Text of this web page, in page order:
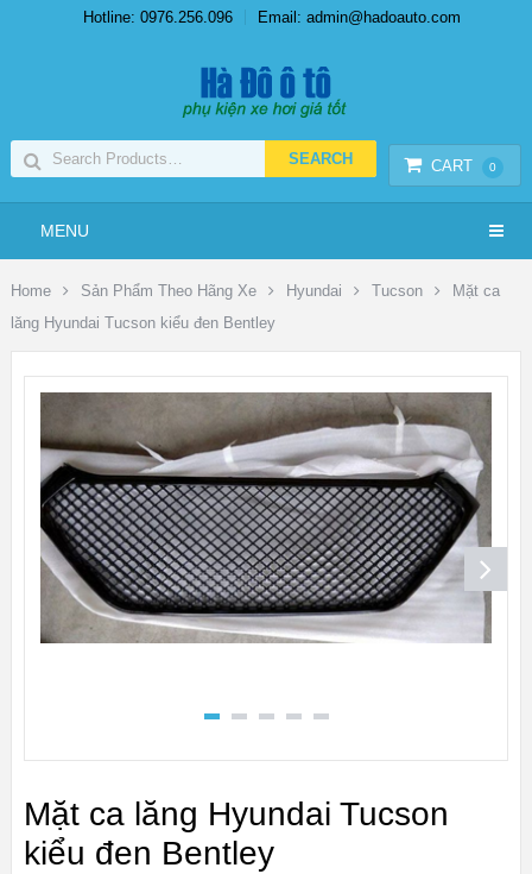
Hotline: 0976.256.096 Email: admin@hadoauto.com
CART 0
MENU
Home Sản Phẩm Theo Hãng Xe Hyundai Tucson
Mặt ca
lăng Hyundai Tucson kiểu đen Bentley
Mặt ca lăng Hyundai Tucson
kiểu đen Bentley